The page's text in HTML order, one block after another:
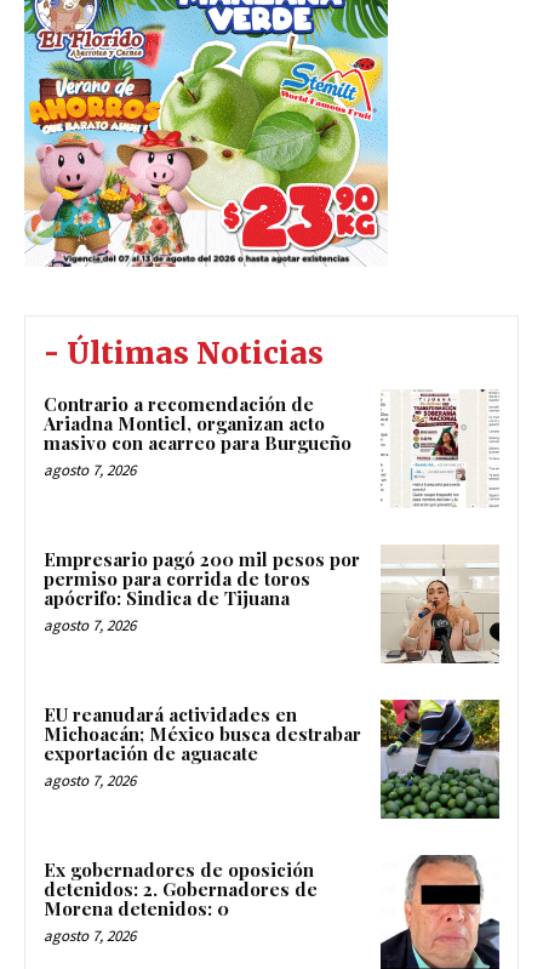
- Últimas Noticias
Contrario a recomendación de
Ariadna Montiel, organizan acto
masivo con acarreo para Burgueño
agosto 7, 2026
Empresario pagó 200 mil pesos por
permiso para corrida de toros
apócrifo: Sindica de Tijuana
agosto 7, 2026
EU reanudará actividades en
Michoacán; México busca destrabar
exportación de aguacate
agosto 7, 2026
Ex gobernadores de oposición
detenidos: 2. Gobernadores de
Morena detenidos: 0
agosto 7, 2026